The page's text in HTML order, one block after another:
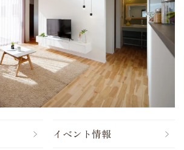
イベント情報